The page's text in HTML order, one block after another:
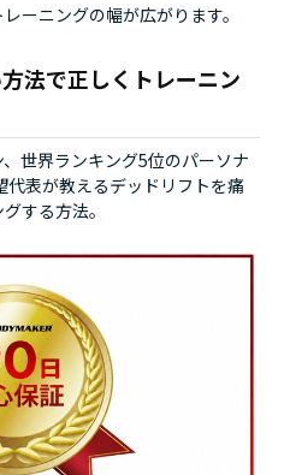
ーニングの幅が広がります。
法で正しくトレーニン
世界ランキング5位のパーソナ
表が教えるデッドリフトを痛
する方法。